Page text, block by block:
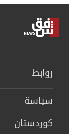
روابط
سیاسة
كوردستان